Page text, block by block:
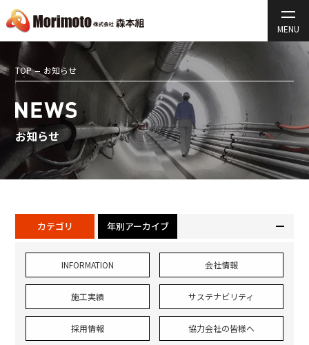
TOP お知らせ
お知らせ
カテゴリ 年別アーカイブ
INFORMATION 会社情報
施工実績 サステナビリティ
採用情報 協力会社の皆様へ